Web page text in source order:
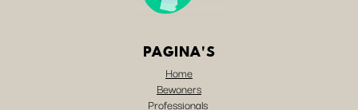
PAGINA'S
Home
Bewoners
Professionals